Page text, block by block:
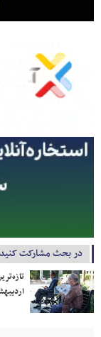
در بحث مشارکت کنید